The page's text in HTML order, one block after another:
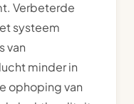
Verbeterde
systeem
van
minder in
ophoping van